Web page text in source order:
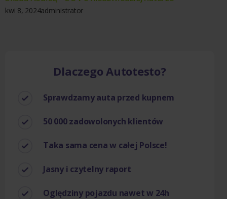
kwi 8, 2024administrator
Dlaczego Autotesto?
Sprawdzamy auta przed kupnem
50 000 zadowolonych klientów
Taka sama cena w całej Polsce!
Jasny i czytelny raport
Oględziny pojazdu nawet w 24h